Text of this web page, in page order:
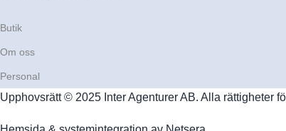
Butik
Om oss
Personal
Upphovsrätt © 2025 Inter Agenturer AB. Alla rättigheter